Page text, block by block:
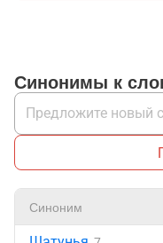
Синонимы к
Синоним